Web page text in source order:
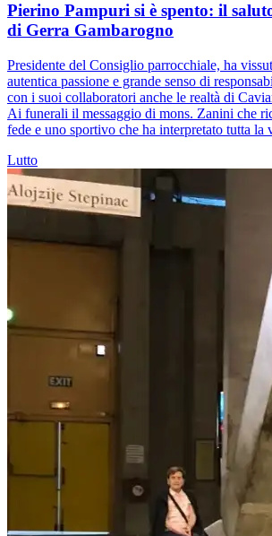
Pierino Pampuri si è spento: il
di Gerra Gambarogno
Presidente del Consiglio parrocchiale, ha
autentica passione e grande senso di
con i suoi collaboratori anche le realtà di
Ai funerali il messaggio di mons. Zanini che
fede e uno sportivo che ha interpretato tutta la
Lutto